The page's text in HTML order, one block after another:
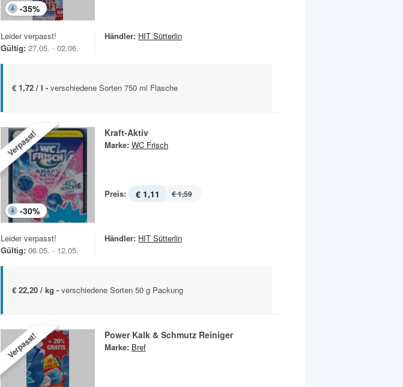
-35%
Leider verpasst!
Gültig: 27.05. - 02.06.
Händler: HIT Sütterlin
€ 1,72 / l - verschiedene Sorten 750 ml Flasche
Verpasst!
-30%
Kraft-Aktiv
Marke: WC Frisch
Preis: € 1,11 € 1,59
Leider verpasst!
Gültig: 06.05. - 12.05.
Händler: HIT Sütterlin
€ 22,20 / kg - verschiedene Sorten 50 g Packung
Verpasst! Power Kalk & Schmutz Reiniger
Marke: Bref